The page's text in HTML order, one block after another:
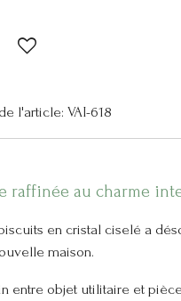
l'article: VAI-618
raffinée au charme
en cristal ciselé a
maison.
entre objet utilitaire et